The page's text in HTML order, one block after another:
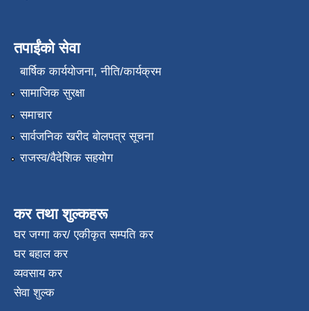
तपाईंको सेवा
बार्षिक कार्ययोजना, नीति/कार्यक्रम
सामाजिक सुरक्षा
समाचार
सार्वजनिक खरीद बोलपत्र सूचना
राजस्व/वैदेशिक सहयोग
कर तथा शुल्कहरू
घर जग्गा कर/ एकीकृत सम्पति कर
घर बहाल कर
व्यवसाय कर
सेवा शुल्क